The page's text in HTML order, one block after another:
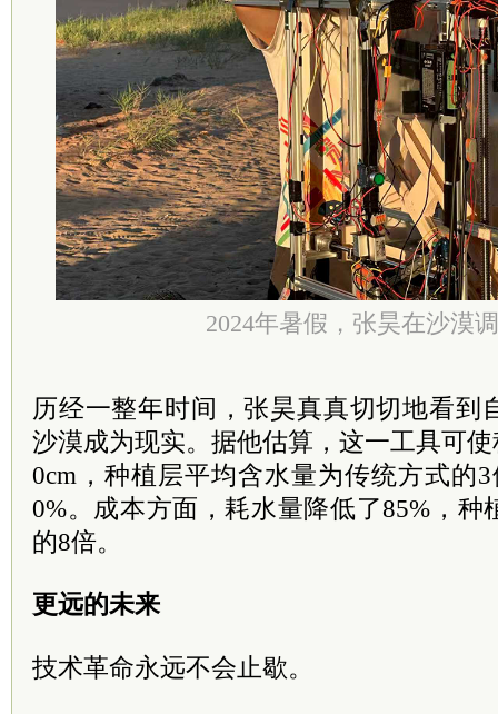
2024年暑假，张昊在沙漠
历经一整年时间，张昊真真切切地看到
沙漠成为现实。据他估算，这一工具可
0cm，种植层平均含水量为传统方式的
0%。成本方面，耗水量降低了85%，种
的8倍。
更远的未来
技术革命永远不会止歇。